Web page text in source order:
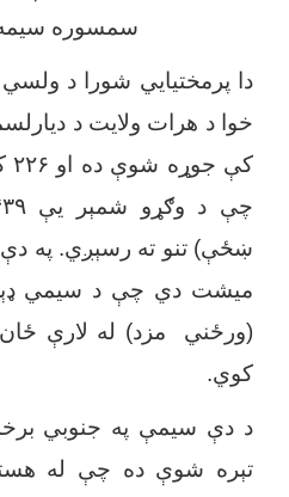
سمسوره سیمه
دا پرمختیایي شورا د
خوا د هرات ولایت د
کې
ښځې) تنو ته رسېږي. په
میشت دي چې د سیمي
(ورځني مزد) له لارې ځان
کوي.
د دې سیمې په جنوبي
تېره شوې ده چې له